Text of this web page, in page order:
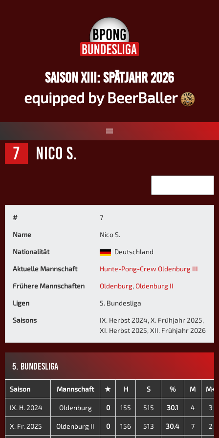
SAISON XIII: SPÄTJAHR 2026
equipped by BeerBaller
7 Nico S.
# 7
Name Nico S.
Nationalität Deutschland
Aktuelle Mannschaft Hunte-Pong-Crew Oldenburg III
Frühere Mannschaften Oldenburg,Oldenburg II
Ligen 5. Bundesliga
Saisons
IX. Herbst 2024, X. Frühjahr 2025,
XI. Herbst 2025, XII. Frühjahr 2026
5. BUNDESLIGA
Saison Mannschaft ★ H S % M M+
IX. H. 2024 Oldenburg 0 155 515 30.1 4 3
X. Fr. 2025 Oldenburg II 0 156 513 30.4 7 2